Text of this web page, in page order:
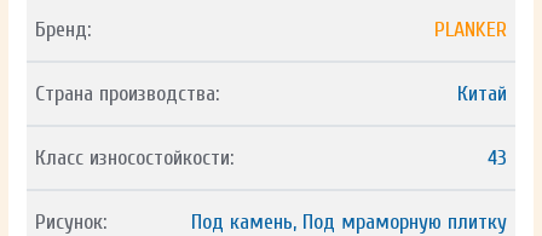
Бренд: PLANKER
Страна производства: Китай
Класс износостойкости: 43
Рисунок: Под камень, Под мраморную плитку